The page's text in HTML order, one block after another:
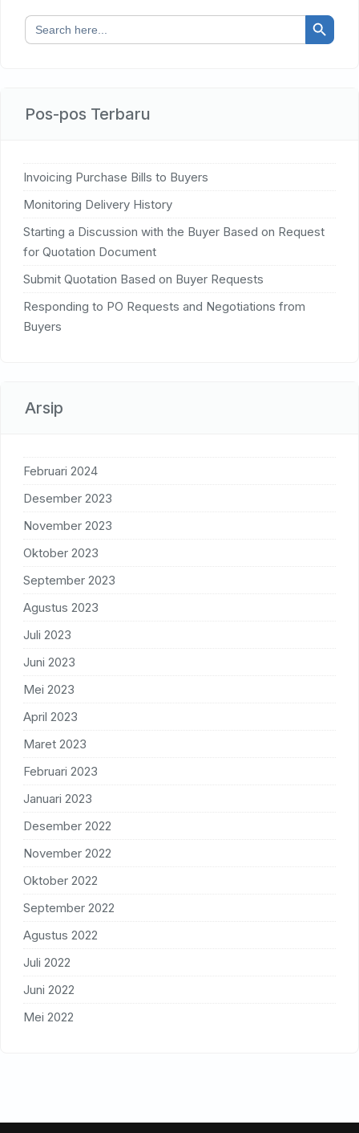
Search
for:
Search Button
Pos-pos Terbaru
Invoicing Purchase Bills to Buyers
Monitoring Delivery History
Starting a Discussion with the Buyer Based on Request
for Quotation Document
Submit Quotation Based on Buyer Requests
Responding to PO Requests and Negotiations from
Buyers
Arsip
Februari 2024
Desember 2023
November 2023
Oktober 2023
September 2023
Agustus 2023
Juli 2023
Juni 2023
Mei 2023
April 2023
Maret 2023
Februari 2023
Januari 2023
Desember 2022
November 2022
Oktober 2022
September 2022
Agustus 2022
Juli 2022
Juni 2022
Mei 2022